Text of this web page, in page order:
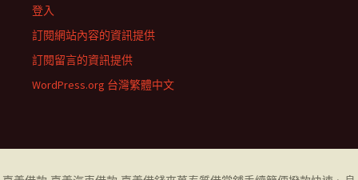
登入
訂閱網站內容的資訊提供
訂閱留言的資訊提供
WordPress.org 台灣繁體中文